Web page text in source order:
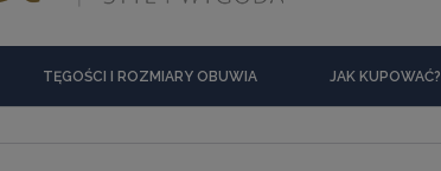
TĘGOŚCI I ROZMIARY OBUWIA JAK KUPOWAĆ?